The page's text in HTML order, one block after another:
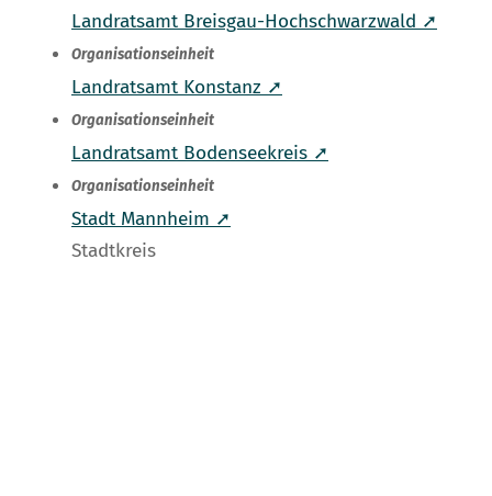
Landratsamt Breisgau-Hochschwarzwald ➚
Organisationseinheit
Landratsamt Konstanz ➚
Organisationseinheit
Landratsamt Bodenseekreis ➚
Organisationseinheit
Stadt Mannheim ➚
Stadtkreis